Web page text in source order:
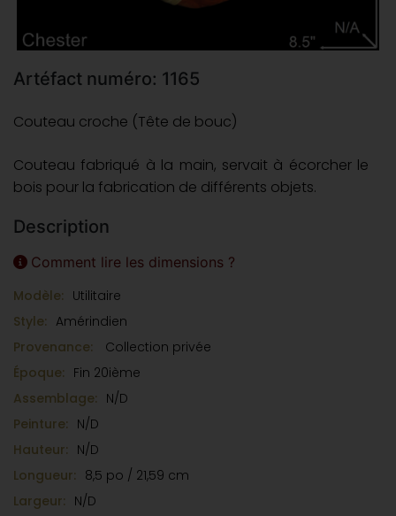
Artéfact numéro: 1165
Couteau croche (Tête de bouc)
Couteau fabriqué à la main, servait à écorcher le
bois pour la fabrication de différents objets.
Description
Comment lire les dimensions ?
Modèle: Utilitaire
Style: Amérindien
Provenance:
Collection privée
Époque: Fin 20ième
Assemblage: N/D
Peinture: N/D
Hauteur: N/D
Longueur: 8,5 po / 21,59 cm
Largeur: N/D